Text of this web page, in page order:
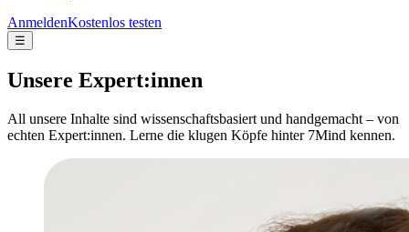
AnmeldenKostenlos testen
☰
Unsere Expert:innen
All unsere Inhalte sind wissenschaftsbasiert und handgemacht – von
echten Expert:innen. Lerne die klugen Köpfe hinter 7Mind kennen.